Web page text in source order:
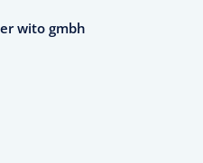
wito gmbh